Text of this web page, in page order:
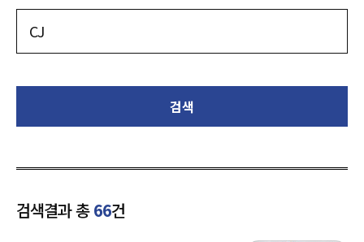
검색
검색결과 총66건